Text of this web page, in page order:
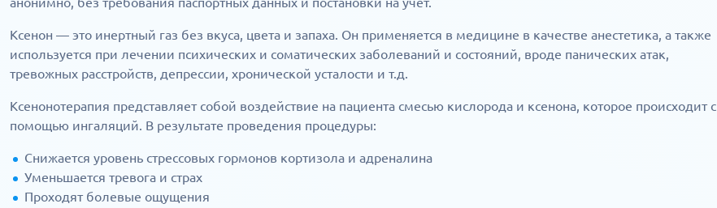
Ксенон — это инертный газ без вкуса, цвета и запаха. Он применяется в медицине в качестве анестетика, а также
используется при лечении психических и соматических заболеваний и состояний, вроде панических атак,
тревожных расстройств, депрессии, хронической усталости и т.д.
Ксенонотерапия представляет собой воздействие на пациента смесью кислорода и ксенона, которое происходит с
помощью ингаляций. В результате проведения процедуры:
Снижается уровень стрессовых гормонов кортизола и адреналина
Уменьшается тревога и страх
Проходят болевые ощущения